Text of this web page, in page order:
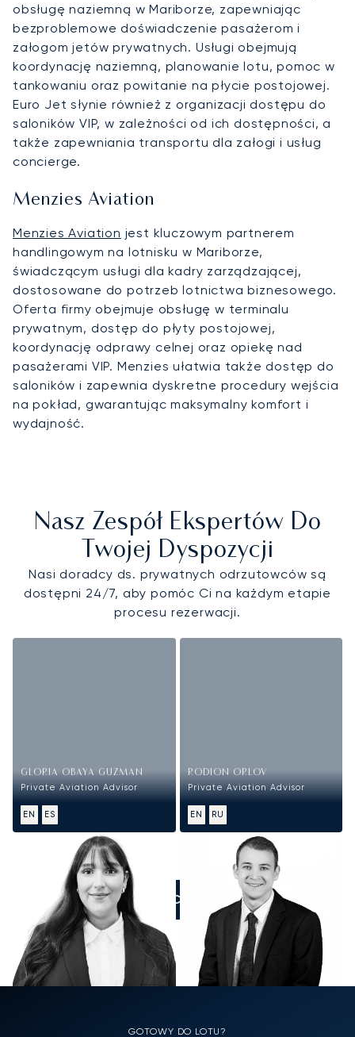
obsługę naziemną w Mariborze, zapewniając
bezproblemowe doświadczenie pasażerom i
załogom jetów prywatnych. Usługi obejmują
koordynację naziemną, planowanie lotu, pomoc w
tankowaniu oraz powitanie na płycie postojowej.
Euro Jet słynie również z organizacji dostępu do
saloników VIP, w zależności od ich dostępności, a
także zapewniania transportu dla załogi i usług
concierge.
Menzies Aviation
Menzies Aviation jest kluczowym partnerem
handlingowym na lotnisku w Mariborze,
świadczącym usługi dla kadry zarządzającej,
dostosowane do potrzeb lotnictwa biznesowego.
Oferta firmy obejmuje obsługę w terminalu
prywatnym, dostęp do płyty postojowej,
koordynację odprawy celnej oraz opiekę nad
pasażerami VIP. Menzies ułatwia także dostęp do
saloników i zapewnia dyskretne procedury wejścia
na pokład, gwarantując maksymalny komfort i
wydajność.
Nasz Zespół Ekspertów Do
Twojej Dyspozycji
Nasi doradcy ds. prywatnych odrzutowców są
dostępni 24/7, aby pomóc Ci na każdym etapie
procesu rezerwacji.
GLORIA OBAYA GUZMAN
Private Aviation Advisor
EN ES
RODION ORLOV
Private Aviation Advisor
EN RU
ZADZWOŃCIE DO NAS
GOTOWY DO LOTU?